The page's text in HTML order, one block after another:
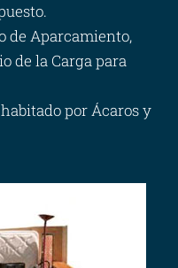
de Aparcamiento,
de la Carga para
por Ácaros y